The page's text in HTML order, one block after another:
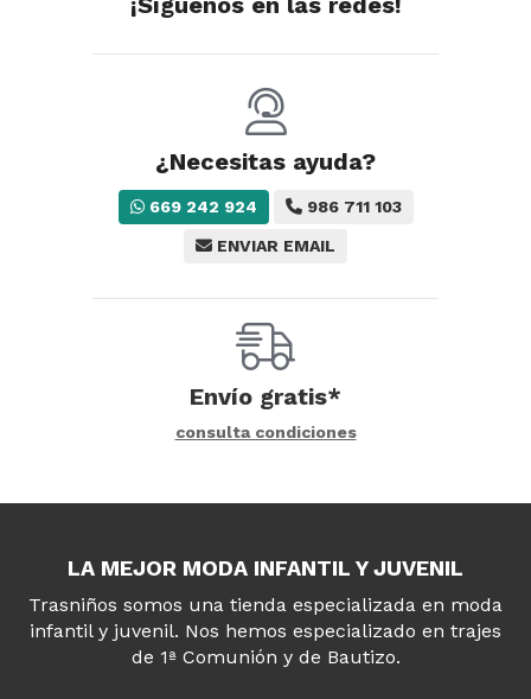
¿Necesitas ayuda?
669 242 924 986 711 103
ENVIAR EMAIL
Envío gratis*
consulta condiciones
LA MEJOR MODA INFANTIL Y JUVENIL
Trasniños somos una tienda especializada en moda
infantil y juvenil. Nos hemos especializado en trajes
de 1ª Comunión y de Bautizo.